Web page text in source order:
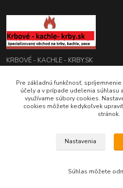
KRBOVÉ - KACHLE - KRBY.SK
0949 476 255
08:00 - 17.00
2022 RB Business
Pre základnú funkčnosť,
účely a v prípade udelenia súhlasu
využívame súbory cookies.
cookies môžete kedykoľvek
stránok.
Nastavenia
Súhlas môžete